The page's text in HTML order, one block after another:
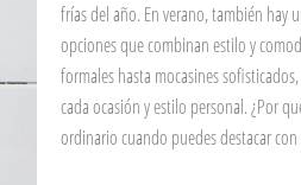
frías del año. En verano, también hay
opciones que combinan estilo y
formales hasta mocasines
cada ocasión y estilo personal. ¿Por
ordinario cuando puedes destacar con